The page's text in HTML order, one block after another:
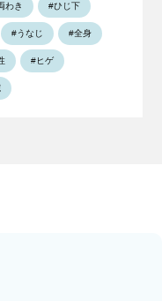
わき #ひじ下
#うなじ #全身
#ヒゲ